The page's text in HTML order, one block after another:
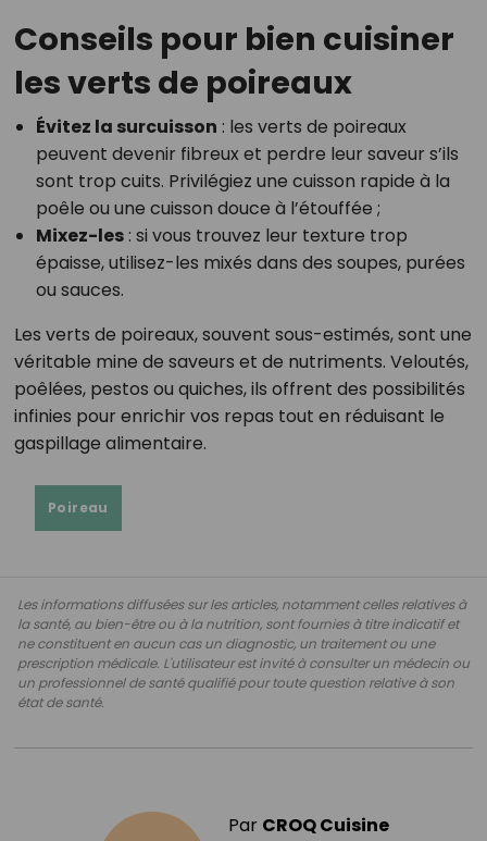
Conseils pour bien cuisiner
les verts de poireaux
Évitez la surcuisson : les verts de poireaux
peuvent devenir fibreux et perdre leur saveur s’ils
sont trop cuits. Privilégiez une cuisson rapide à la
poêle ou une cuisson douce à l’étouffée ;
Mixez-les: si vous trouvez leur texture trop
épaisse, utilisez-les mixés dans des soupes, purées
ou sauces.
Les verts de poireaux, souvent sous-estimés, sont une
véritable mine de saveurs et de nutriments. Veloutés,
poêlées, pestos ou quiches, ils offrent des possibilités
infinies pour enrichir vos repas tout en réduisant le
gaspillage alimentaire.
Poireau
Les informations diffusées sur les articles, notamment celles relatives à
la santé, au bien-être ou à la nutrition, sont fournies à titre indicatif et
ne constituent en aucun cas un diagnostic, un traitement ou une
prescription médicale. L'utilisateur est invité à consulter un médecin ou
un professionnel de santé qualifié pour toute question relative à son
état de santé.
Par CROQ Cuisine